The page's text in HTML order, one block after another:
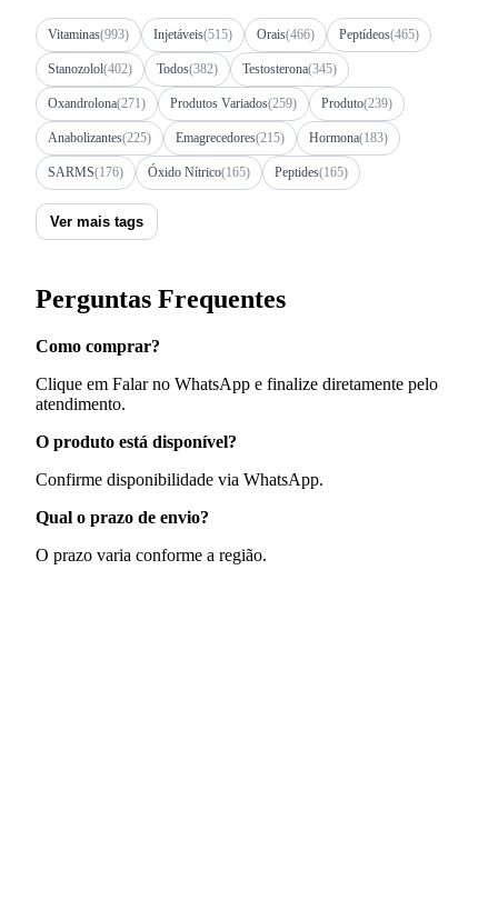
Vitaminas(993) Injetáveis(515) Orais(466) Peptídeos(465)
Stanozolol(402) Todos(382) Testosterona(345)
Oxandrolona(271) Produtos Variados(259) Produto(239)
Anabolizantes(225) Emagrecedores(215) Hormona(183)
SARMS(176) Óxido Nítrico(165) Peptides(165)
Ver mais tags
Perguntas Frequentes
Como comprar?
Clique em Falar no WhatsApp e finalize diretamente pelo
atendimento.
O produto está disponível?
Confirme disponibilidade via WhatsApp.
Qual o prazo de envio?
O prazo varia conforme a região.